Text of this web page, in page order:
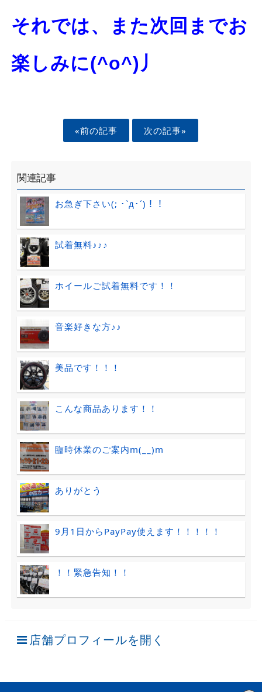
それでは、また次回までお
楽しみに(^o^)丿
«前の記事 次の記事»
関連記事
お急ぎ下さい(; ･`д･´)！！
試着無料♪♪♪
ホイールご試着無料です！！
音楽好きな方♪♪
美品です！！！
こんな商品あります！！
臨時休業のご案内m(__)m
ありがとう
9月1日からPayPay使えます！！！！！
！！緊急告知！！
店舗プロフィールを開く